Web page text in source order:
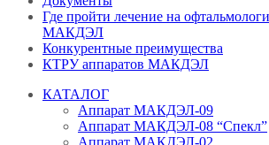
Где пройти лечение на
МАКДЭЛ
Конкурентные преимущества
КТРУ аппаратов МАКДЭЛ
КАТАЛОГ
Аппарат МАКДЭЛ-09
Аппарат МАКДЭЛ-08 “Спекл”
Аппарат МАКДЭЛ-02